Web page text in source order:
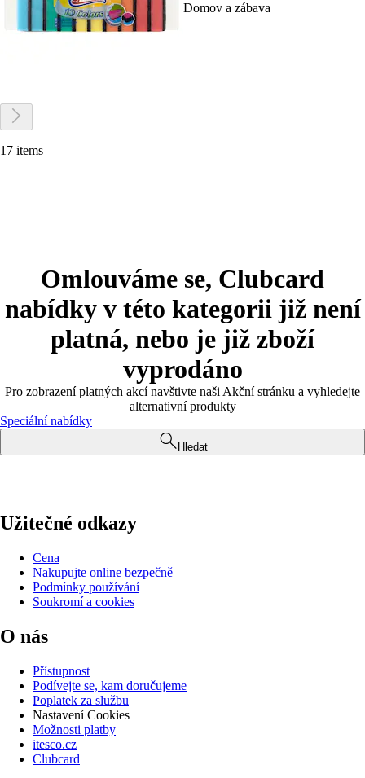
Domov a zábava
17 items
Omlouváme se, Clubcard
nabídky v této kategorii již není
platná, nebo je již zboží
vyprodáno
Pro zobrazení platných akcí navštivte naši Akční stránku a vyhledejte
alternativní produkty
Speciální nabídky
Hledat
Užitečné odkazy
Cena
Nakupujte online bezpečně
Podmínky používání
Soukromí a cookies
O nás
Přístupnost
Podívejte se, kam doručujeme
Poplatek za službu
Nastavení Cookies
Možnosti platby
itesco.cz
Clubcard